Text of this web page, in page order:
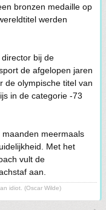
bronzen medaille op
werden
bij de
de afgelopen jaren
de olympische titel van
in de categorie -73
meermaals
Met het
vult de
aan.
idiot. (Oscar Wilde)